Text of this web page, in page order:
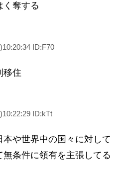
く奪する
ID:F70
移住
ID:kTt
や世界中の国々に対して
条件に領有を主張してる